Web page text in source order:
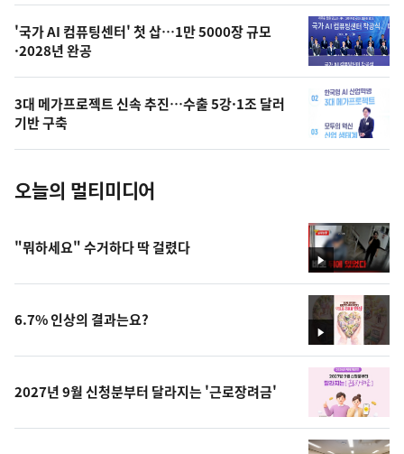
오
늘
의
사
진
'국가 AI 컴퓨팅센터' 첫 삽…1만 5000장 규모
·2028년 완공
3대 메가프로젝트 신속 추진…수출 5강·1조 달러
기반 구축
오늘의 멀티미디어
영
상
"뭐하세요" 수거하다 딱 걸렸다
영
상
6.7% 인상의 결과는요?
2027년 9월 신청분부터 달라지는 '근로장려금'